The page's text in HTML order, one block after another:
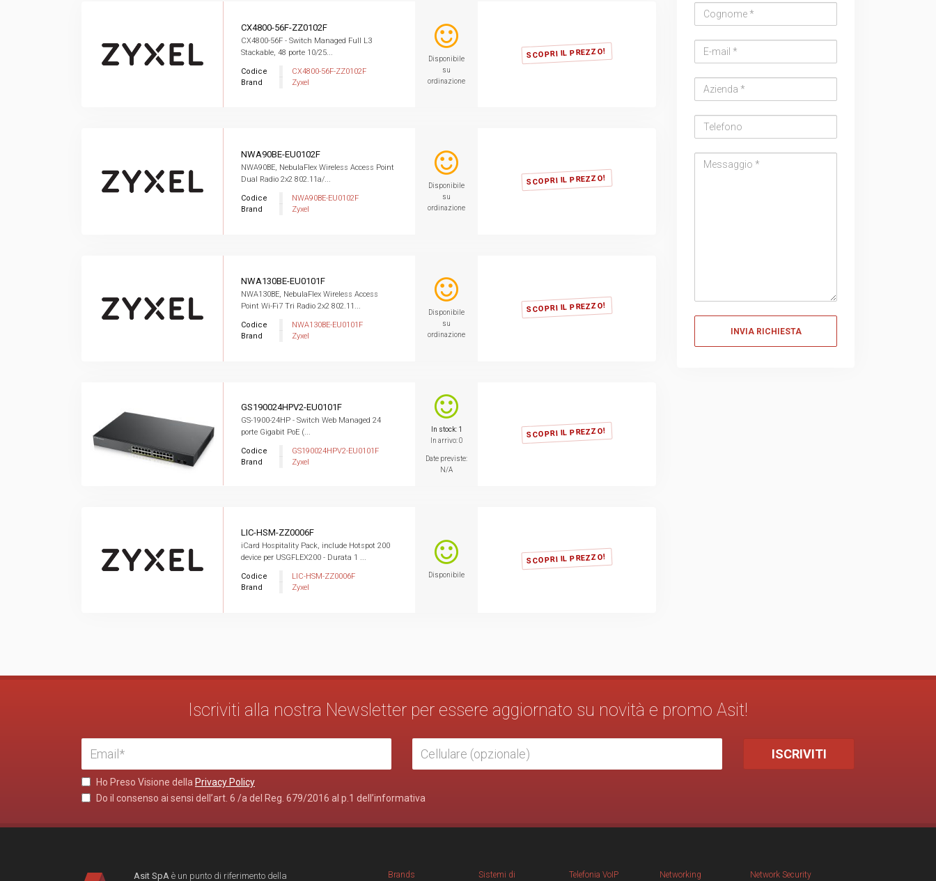
SCOPRI IL PREZZO!
CX4800-56F-ZZ0102F
CX4800-56F - Switch Managed Full L3
Stackable, 48 porte 10/25...
Codice
CX4800-56F-ZZ0102F
Brand
Zyxel
Disponibile
su
ordinazione
SCOPRI IL PREZZO!
NWA90BE-EU0102F
NWA90BE, NebulaFlex Wireless Access Point
Dual Radio 2x2 802.11a/...
Codice
NWA90BE-EU0102F
Brand
Zyxel
Disponibile
su
ordinazione
SCOPRI IL PREZZO!
NWA130BE-EU0101F
NWA130BE, NebulaFlex Wireless Access
Point Wi-Fi7 Tri Radio 2x2 802.11...
Codice
NWA130BE-EU0101F
Brand
Zyxel
Disponibile
su
ordinazione
SCOPRI IL PREZZO!
GS190024HPV2-EU0101F
GS-1900-24HP - Switch Web Managed 24
porte Gigabit PoE (...
Codice
GS190024HPV2-EU0101F
Brand
Zyxel
In stock: 1
In arrivo: 0
Date previste:
N/A
SCOPRI IL PREZZO!
LIC-HSM-ZZ0006F
iCard Hospitality Pack, include Hotspot 200
device per USGFLEX200 - Durata 1 ...
Codice
LIC-HSM-ZZ0006F
Brand
Zyxel
Disponibile
Iscriviti alla nostra Newsletter per essere aggiornato su novità e promo Asit!
Ho Preso Visione della Privacy Policy
Do il consenso ai sensi dell’art. 6 /a del Reg. 679/2016 al p.1 dell’informativa
Asit SpA è un punto di riferimento della
Brands
Sistemi di
Telefonia VoIP Networking Network Security